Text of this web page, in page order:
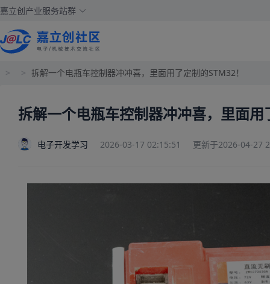
嘉立创产业服务站群
> > 拆解一个电瓶车控制器冲冲喜，里面用了定制的STM32！
拆解一个电瓶车控制器冲冲喜，里面
电子开发学习 2026-03-17 02:15:51 更新于2026-04-27